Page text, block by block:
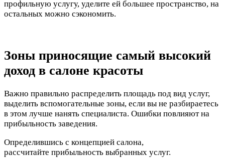
профильную услугу, уделите ей большее пространство, на
остальных можно сэкономить.
Зоны приносящие самый высокий
доход в салоне красоты
Важно правильно распределить площадь под вид услуг,
выделить вспомогательные зоны, если вы не разбираетесь
в этом лучше нанять специалиста. Ошибки повлияют на
прибыльность заведения.
Определившись с концепцией салона,
рассчитайте прибыльность выбранных услуг.